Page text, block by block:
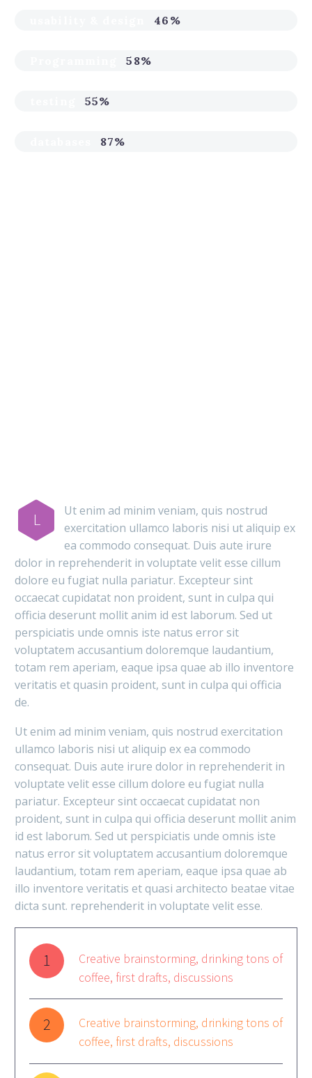
46%
58%
55%
87%
L
Ut enim ad minim veniam, quis nostrud
exercitation ullamco laboris nisi ut aliquip ex
ea commodo consequat. Duis aute irure
dolor in reprehenderit in voluptate velit esse cillum
dolore eu fugiat nulla pariatur. Excepteur sint
occaecat cupidatat non proident, sunt in culpa qui
officia deserunt mollit anim id est laborum. Sed ut
perspiciatis unde omnis iste natus error sit
voluptatem accusantium doloremque laudantium,
totam rem aperiam, eaque ipsa quae ab illo inventore
veritatis et quasin proident, sunt in culpa qui officia
de.
Ut enim ad minim veniam, quis nostrud exercitation
ullamco laboris nisi ut aliquip ex ea commodo
consequat. Duis aute irure dolor in reprehenderit in
voluptate velit esse cillum dolore eu fugiat nulla
pariatur. Excepteur sint occaecat cupidatat non
proident, sunt in culpa qui officia deserunt mollit anim
id est laborum. Sed ut perspiciatis unde omnis iste
natus error sit voluptatem accusantium doloremque
laudantium, totam rem aperiam, eaque ipsa quae ab
illo inventore veritatis et quasi architecto beatae vitae
dicta sunt. reprehenderit in voluptate velit esse.
1
Creative brainstorming, drinking tons of
coffee, first drafts, discussions
2
Creative brainstorming, drinking tons of
coffee, first drafts, discussions